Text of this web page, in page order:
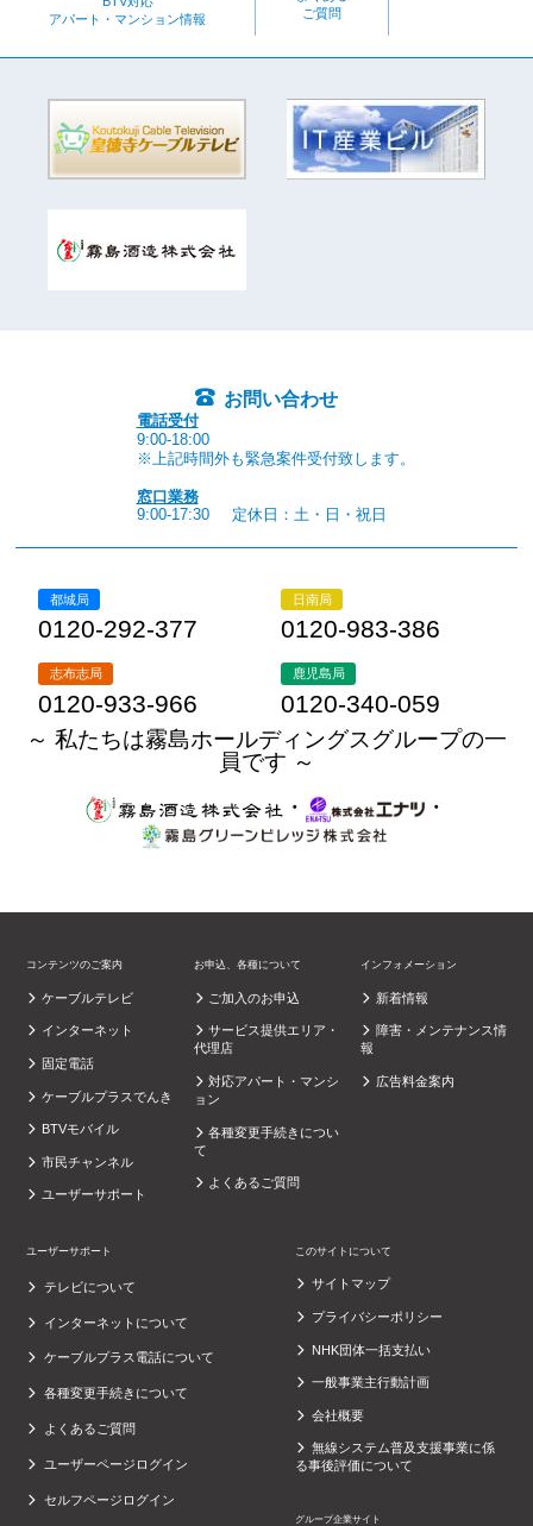
アパート・マンション情報
ご質問
お問い合わせ
電話受付
9:00-18:00
※上記時間外も緊急案件受付致します。
窓口業務
9:00-17:30
定休日：土・日・祝日
都城局
0120-292-377
日南局
0120-983-386
志布志局
0120-933-966
鹿児島局
0120-340-059
～ 私たちは霧島ホールディングスグループの一
員です ～
・
・
コンテンツのご案内
ケーブルテレビ
インターネット
固定電話
ケーブルプラスでんき
BTVモバイル
市民チャンネル
ユーザーサポート
お申込、各種について
ご加入のお申込
サービス提供エリア・
代理店
対応アパート・マンシ
ョン
各種変更手続きについ
て
よくあるご質問
インフォメーション
新着情報
障害・メンテナンス情
報
広告料金案内
ユーザーサポート
テレビについて
インターネットについて
ケーブルプラス電話について
各種変更手続きについて
よくあるご質問
ユーザーページログイン
セルフページログイン
このサイトについて
サイトマップ
プライバシーポリシー
NHK団体一括支払い
一般事業主行動計画
会社概要
無線システム普及支援事業に係
る事後評価について
グループ企業サイト